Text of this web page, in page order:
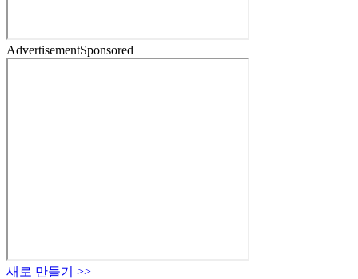
AdvertisementSponsored
새로 만들기
>>